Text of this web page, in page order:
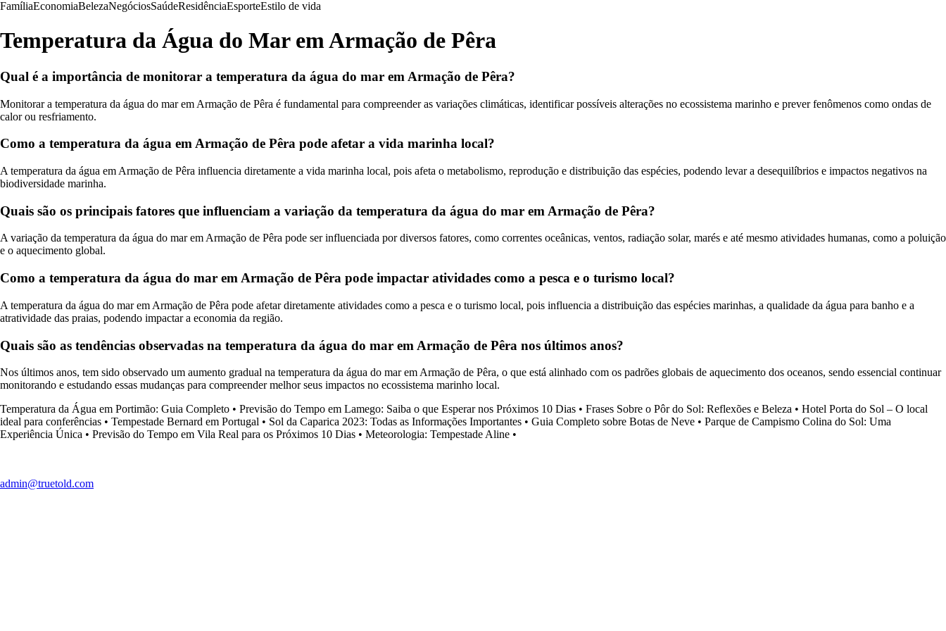
FamíliaEconomiaBelezaNegóciosSaúdeResidênciaEsporteEstilo de vida
Temperatura da Água do Mar em Armação de Pêra
Qual é a importância de monitorar a temperatura da água do mar em Armação de Pêra?
Monitorar a temperatura da água do mar em Armação de Pêra é fundamental para compreender as variações climáticas, identificar possíveis alterações no ecossistema marinho e prever fenômenos como ondas de
calor ou resfriamento.
Como a temperatura da água em Armação de Pêra pode afetar a vida marinha local?
A temperatura da água em Armação de Pêra influencia diretamente a vida marinha local, pois afeta o metabolismo, reprodução e distribuição das espécies, podendo levar a desequilíbrios e impactos negativos na
biodiversidade marinha.
Quais são os principais fatores que influenciam a variação da temperatura da água do mar em Armação de Pêra?
A variação da temperatura da água do mar em Armação de Pêra pode ser influenciada por diversos fatores, como correntes oceânicas, ventos, radiação solar, marés e até mesmo atividades humanas, como a poluição
e o aquecimento global.
Como a temperatura da água do mar em Armação de Pêra pode impactar atividades como a pesca e o turismo local?
A temperatura da água do mar em Armação de Pêra pode afetar diretamente atividades como a pesca e o turismo local, pois influencia a distribuição das espécies marinhas, a qualidade da água para banho e a
atratividade das praias, podendo impactar a economia da região.
Quais são as tendências observadas na temperatura da água do mar em Armação de Pêra nos últimos anos?
Nos últimos anos, tem sido observado um aumento gradual na temperatura da água do mar em Armação de Pêra, o que está alinhado com os padrões globais de aquecimento dos oceanos, sendo essencial continuar
monitorando e estudando essas mudanças para compreender melhor seus impactos no ecossistema marinho local.
Temperatura da Água em Portimão: Guia Completo • Previsão do Tempo em Lamego: Saiba o que Esperar nos Próximos 10 Dias • Frases Sobre o Pôr do Sol: Reflexões e Beleza • Hotel Porta do Sol – O local
ideal para conferências • Tempestade Bernard em Portugal • Sol da Caparica 2023: Todas as Informações Importantes • Guia Completo sobre Botas de Neve • Parque de Campismo Colina do Sol: Uma
Experiência Única • Previsão do Tempo em Vila Real para os Próximos 10 Dias • Meteorologia: Tempestade Aline •
admin@truetold.com